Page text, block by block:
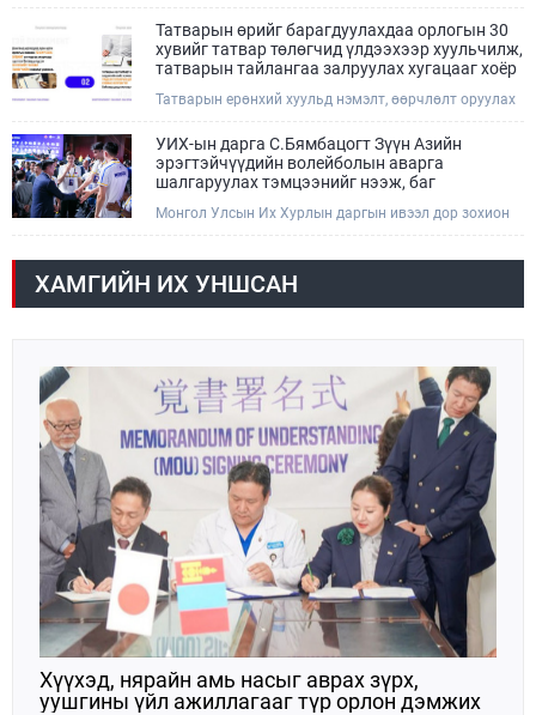
“Хаадын бичээс” уран бичлэгийн хээрийн
үзэсгэлэнгийн нээлтийн үйл ажиллагаанд Соёл,
спорт, аялал жуулчлал, залуучуудын яамны Төрийн
нарийн бичгийн дарга Б.Бат-Эрдэнэ, Чингис хаан
Үндэсний музейн захирал С.Чулуун болон орон
Татварын өрийг барагдуулахдаа орлогын 30
хувийг татвар төлөгчид үлдээхээр хуульчилж,
татварын тайлангаа залруулах хугацааг хоёр
Татварын ерөнхий хуульд нэмэлт, өөрчлөлт оруулах
дугаар сарын 26-ны өдрийн нэгдсэн хуралдаанаараа
эцэслэн баталсан.
УИХ-ын дарга С.Бямбацогт Зүүн Азийн
эрэгтэйчүүдийн волейболын аварга
шалгаруулах тэмцээнийг нээж, баг
Монгол Улсын Их Хурлын даргын ивээл дор зохион
нэгтгэсэн энэхүү тэмцээн нь Монгол Улсад
волейболын спорт үүсэж хөгжсөний 100 жилийн
ХАМГИЙН ИХ УНШСАН
Хүүхэд, нярайн амь насыг аврах зүрх,
уушгины үйл ажиллагааг түр орлон дэмжих